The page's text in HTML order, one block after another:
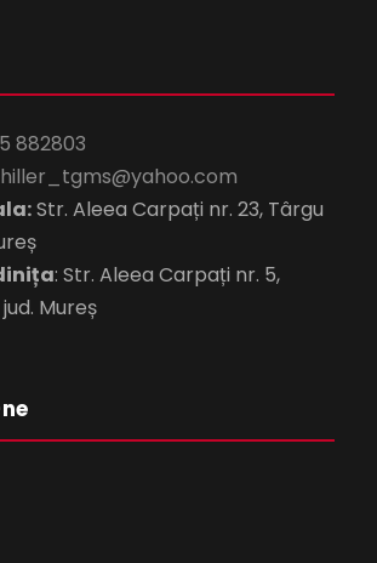
882803
Str. Aleea Carpați nr. 23, Târgu
: Str. Aleea Carpați nr. 5,
Mureș